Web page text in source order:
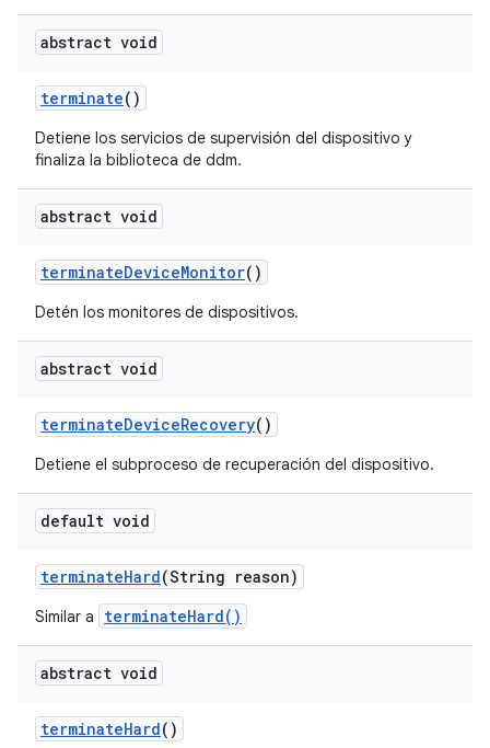
abstract void
terminate()
Detiene los servicios de supervisión del dispositivo y
finaliza la biblioteca de ddm.
abstract void
terminateDeviceMonitor()
Detén los monitores de dispositivos.
abstract void
terminateDeviceRecovery()
Detiene el subproceso de recuperación del dispositivo.
default void
terminateHard(String reason)
Similar a terminateHard()
abstract void
terminateHard()